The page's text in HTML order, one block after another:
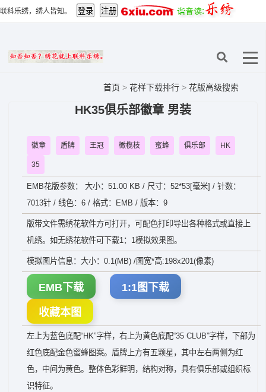
联科乐绣，绣人皆知。
首页 > 花样下载排行 > 花版高级搜索
HK35俱乐部徽章 男装
徽章 盾牌 王冠 橄榄枝 蜜蜂 俱乐部 HK
35
EMB花版参数： 大小：51.00 KB / 尺寸：52*53[毫米] / 针数：
7013针 / 线色：6 / 格式：EMB / 版本：9
版带文件需绣花软件方可打开，可配色打印导出各种格式或直接上
机绣。如无绣花软件可下载1：1模拟效果图。
模拟图片信息：大小：0.1(MB) /图宽*高:198x201(像素)
EMB下载 1:1图下载
收藏本图
左上为蓝色底配“HK”字样，右上为黄色底配“35 CLUB”字样，下部为
红色底配金色蜜蜂图案。盾牌上方有五颗星，其中左右两侧为红
色，中间为黄色。整体色彩鲜明，结构对称，具有俱乐部或组织标
识特征。